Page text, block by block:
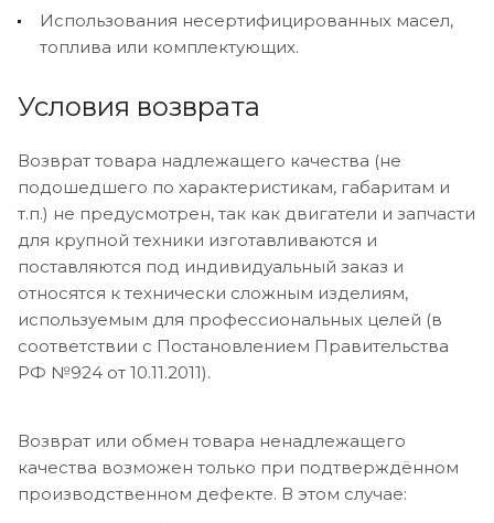
Использования несертифицированных масел,
топлива или комплектующих.
Условия возврата
Возврат товара надлежащего качества (не
подошедшего по характеристикам, габаритам и
т.п.) не предусмотрен, так как двигатели и запчасти
для крупной техники изготавливаются и
поставляются под индивидуальный заказ и
относятся к технически сложным изделиям,
используемым для профессиональных целей (в
соответствии с Постановлением Правительства
РФ №924 от 10.11.2011).
Возврат или обмен товара ненадлежащего
качества возможен только при подтверждённом
производственном дефекте. В этом случае: